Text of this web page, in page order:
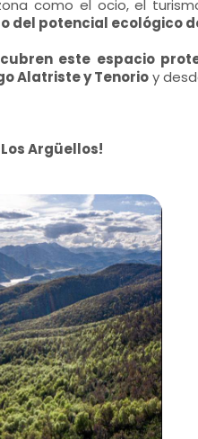
como el ocio, el
del potencial ecológico
este espacio
Alatriste y Tenorioy
Argüellos!